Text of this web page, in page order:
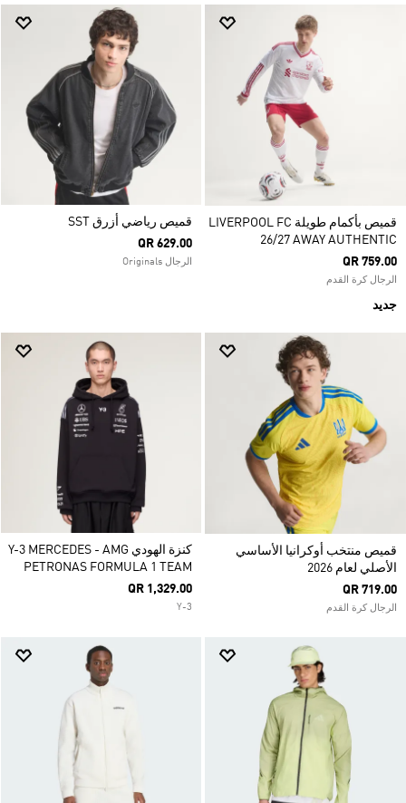
قميص بأكمام طويلة LIVERPOOL FC
26/27 AWAY AUTHENTIC
QR 759.00
الرجال كرة القدم
جديد
قميص رياضي أزرق SST
QR 629.00
الرجال Originals
قميص منتخب أوكرانيا الأساسي
الأصلي لعام 2026
QR 719.00
الرجال كرة القدم
كنزة الهودي Y-3 MERCEDES - AMG
PETRONAS FORMULA 1 TEAM
QR 1,329.00
Y-3